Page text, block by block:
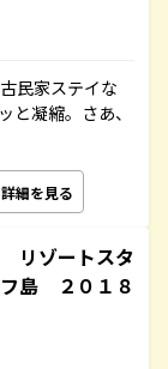
民家ステイな
と凝縮。さあ、
詳細を見る
リゾートスタ
島 ２０１８